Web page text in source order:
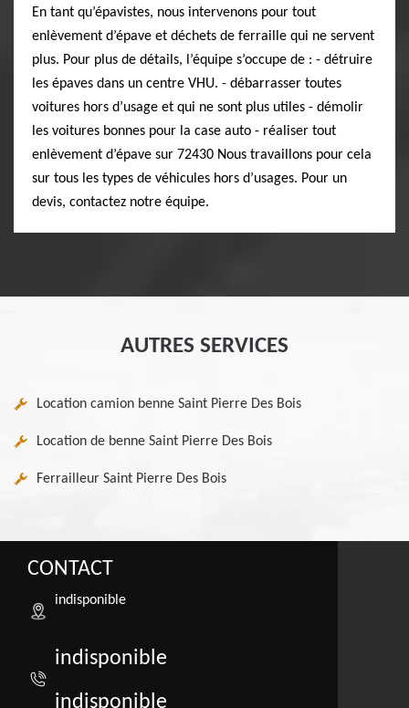
En tant qu’épavistes, nous intervenons pour tout
enlèvement d’épave et déchets de ferraille qui ne servent
plus. Pour plus de détails, l’équipe s’occupe de : - détruire
les épaves dans un centre VHU. - débarrasser toutes
voitures hors d’usage et qui ne sont plus utiles - démolir
les voitures bonnes pour la case auto - réaliser tout
enlèvement d’épave sur 72430 Nous travaillons pour cela
sur tous les types de véhicules hors d’usages. Pour un
devis, contactez notre équipe.
AUTRES SERVICES
Location camion benne Saint Pierre Des Bois
Location de benne Saint Pierre Des Bois
Ferrailleur Saint Pierre Des Bois
CONTACT
indisponible
indisponible
indisponible